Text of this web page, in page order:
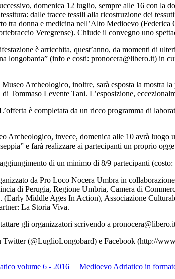
domenica 12 luglio, sempre alle 16 con la
dalle tracce tessili alla ricostruzione dei
tra donna e medicina nell’Alto Medioevo
Veregrense). Chiude il convegno uno
è arricchita, quest’anno, da momenti di
longobarda” (info e costi: pronocera@libero.it) in
Museo Archeologico, inoltre, sarà esposta la mostra
Tommaso Levente Tani. L’esposizione,
è completata da un ricco programma di
Archeologico, invece, domenica alle 10 avrà
e farà realizzare ai partecipanti un proprio
di un minimo di 8/9 partecipanti
da Pro Loco Nocera Umbra in
di Perugia, Regione Umbria, Camera di
Middle Ages In Action), Associazione
La Storia Viva.
gli organizzatori scrivendo a
Twitter (@LuglioLongobard) e Facebook (http://
volume 6 - 2016 Medioevo Adriatico in